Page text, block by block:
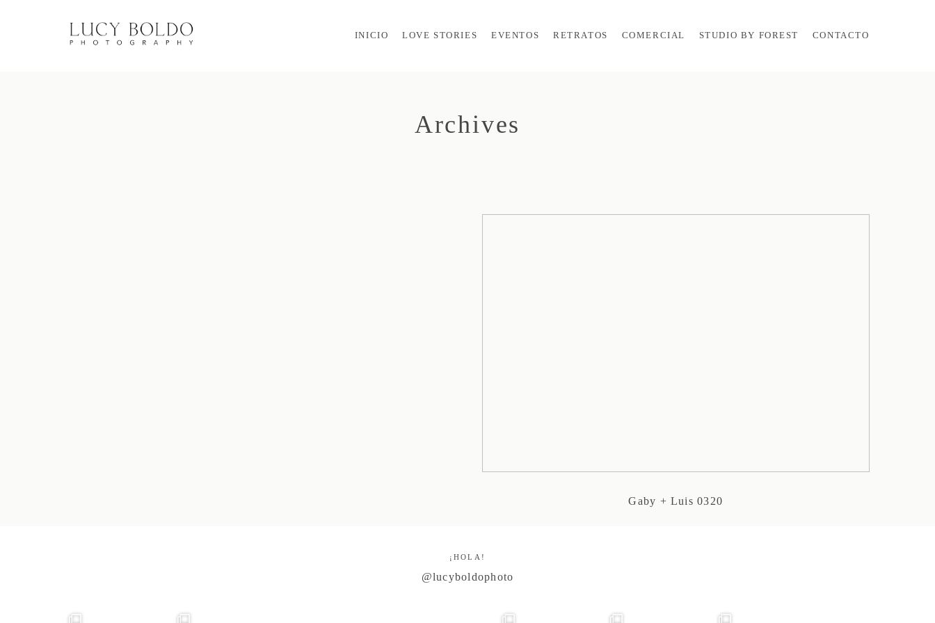
INICIO LOVE STORIES EVENTOS RETRATOS COMERCIAL STUDIO BY FOREST CONTACTO
Archives
Gaby + Luis 0320
¡HOLA!
@lucyboldophoto